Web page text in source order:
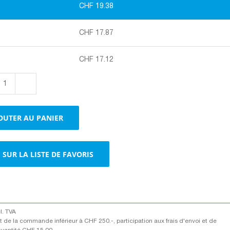
CHF 19.38
CHF 17.87
CHF 17.12
en
plastique
AU PANIER
SUR LA LISTE DE FAVORIS
TVA
de la commande inférieur à CHF 250.-, participation aux frais d'envoi et de